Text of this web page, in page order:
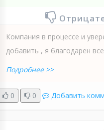
Компания в процессе и
добавить , я благодарен
Подробнее >>
0 0 Добавить